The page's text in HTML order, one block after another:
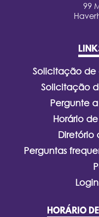
99
Solicitação
Solicitação
Pergunte
Horário
Diretório
Perguntas
HORÁRIO